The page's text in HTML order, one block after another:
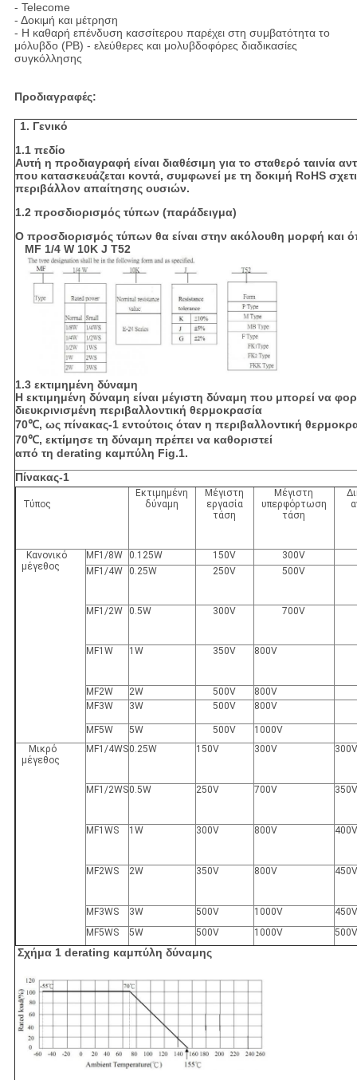
- Telecome
- Δοκιμή και μέτρηση
- Η καθαρή επένδυση κασσίτερου παρέχει στη συμβατότητα το
μόλυβδο (PB) - ελεύθερες και μολυβδοφόρες διαδικασίες
συγκόλλησης
Προδιαγραφές:
1. Γενικό
1.1 πεδίο
Αυτή η προδιαγραφή είναι διαθέσιμη για το σταθερό ταινία
που κατασκευάζεται κοντά, συμφωνεί με τη δοκιμή RoHS
περιβάλλον απαίτησης ουσιών.
1.2 προσδιορισμός τύπων (παράδειγμα)
Ο προσδιορισμός τύπων θα είναι στην ακόλουθη μορφή και
MF 1/4 W 10K J T52
1.3 εκτιμημένη δύναμη
Η εκτιμημένη δύναμη είναι μέγιστη δύναμη που μπορεί να
διευκρινισμένη περιβαλλοντική θερμοκρασία
70℃, ως πίνακας-1 εντούτοις όταν η περιβαλλοντική
70℃, εκτίμησε τη δύναμη πρέπει να καθοριστεί
από τη derating καμπύλη Fig.1.
Πίνακας-1
Τύπος
Εκτιμημένη
δύναμη
Μέγιστη
εργασία
τάση
Μέγιστη
υπερφόρτωση
τάση
Κανονικό
μέγεθος
MF1/8W 0.125W 150V
300V
MF1/4W
0.25W 250V 500V
MF1/2W 0.5W 300V 700V
MF1W 1W 350V 800V
MF2W 2W 500V
800V
MF3W
3W 500V 800V
MF5W 5W 500V
1000V
Μικρό
μέγεθος
MF1/4WS0.25W 150V 300V 300V
MF1/2WS0.5W 250V 700V 350V
MF1WS 1W 300V 800V 400V
MF2WS 2W 350V 800V 450V
MF3WS 3W 500V 1000V
450V
MF5WS
5W 500V 1000V 500V
Σχήμα 1 derating καμπύλη δύναμης